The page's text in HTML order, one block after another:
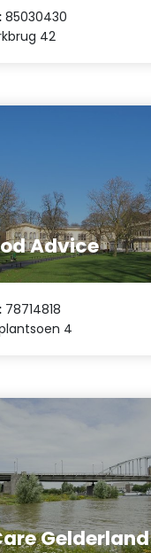
85030430
42
Advice
78714818
4
Gelderland